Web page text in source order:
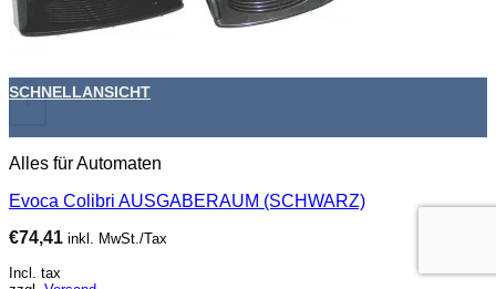
+
SCHNELLANSICHT
Alles für Automaten
Evoca Colibri AUSGABERAUM (SCHWARZ)
€74,41 inkl. MwSt./Tax
Incl. tax